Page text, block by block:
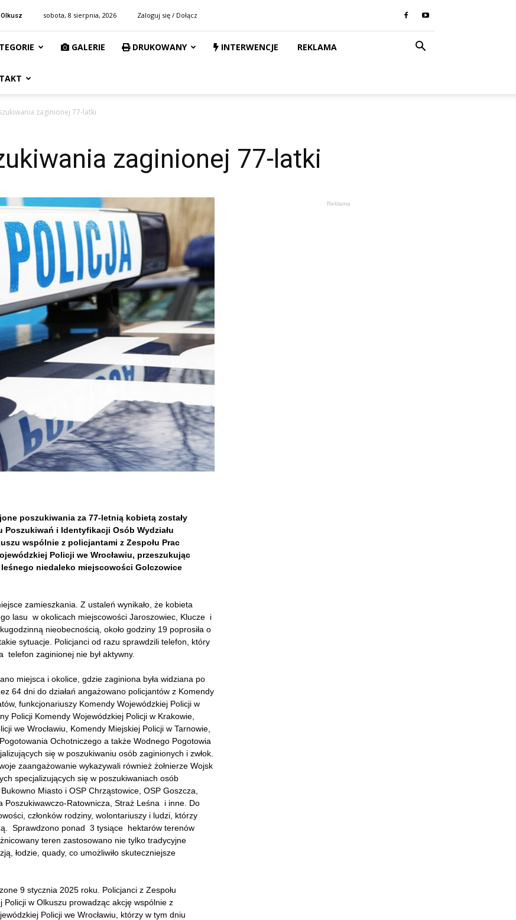
Olkusz sobota, 8 sierpnia, 2026 Zaloguj się / Dołącz
GALERIE DRUKOWANY INTERWENCJE REKLAMA
zaginionej 77-latki
zaginionej 77-latki
poszukiwania za 77-letnią kobietą zostały
Poszukiwań i Identyfikacji Osób Wydziału
wspólnie z policjantami z Zespołu Prac
Policji we Wrocławiu, przeszukując
niedaleko miejscowości Golczowice
zamieszkania. Z ustaleń wynikało, że kobieta
lasu w okolicach miejscowości Jaroszowiec, Klucze i
nieobecnością, około godziny 19 poprosiła o
sytuacje. Policjanci od razu sprawdzili telefon, który
telefon zaginionej nie był aktywny.
miejsca i okolice, gdzie zaginiona była widziana po
64 dni do działań angażowano policjantów z Komendy
funkcjonariuszy Komendy Wojewódzkiej Policji w
Policji Komendy Wojewódzkiej Policji w Krakowie,
we Wrocławiu, Komendy Miejskiej Policji w Tarnowie,
Ochotniczego a także Wodnego Pogotowia
się w poszukiwaniu osób zaginionych i zwłok.
zaangażowanie wykazywali również żołnierze Wojsk
specjalizujących się w poszukiwaniach osób
Miasto i OSP Chrząstowice, OSP Goszcza,
Poszukiwawczo-Ratownicza, Straż Leśna i inne. Do
członków rodziny, wolontariuszy i ludzi, którzy
Sprawdzono ponad 3 tysiące hektarów terenów
teren zastosowano nie tylko tradycyjne
łodzie, quady, co umożliwiło skuteczniejsze
9 stycznia 2025 roku. Policjanci z Zespołu
w Olkuszu prowadząc akcję wspólnie z
Policji we Wrocławiu, którzy w tym dniu
Reklama